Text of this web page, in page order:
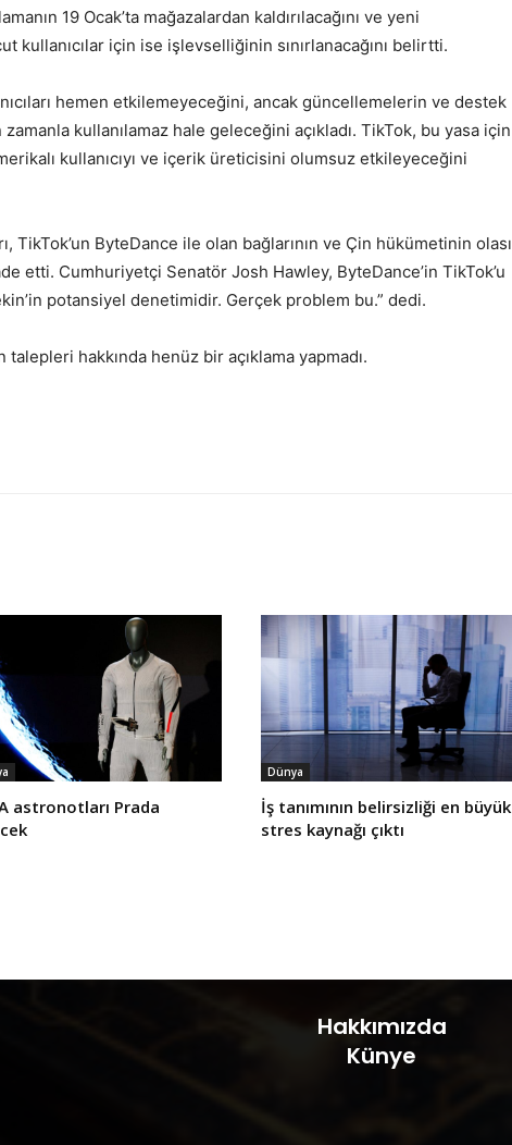
19 Ocak’ta mağazalardan kaldırılacağını ve yeni
kullanıcılar için ise işlevselliğinin sınırlanacağını belirtti.
hemen etkilemeyeceğini, ancak güncellemelerin ve destek
kullanılamaz hale geleceğini açıkladı. TikTok, bu yasa için
kullanıcıyı ve içerik üreticisini olumsuz etkileyeceğini
TikTok’un ByteDance ile olan bağlarının ve Çin hükümetinin olası
etti. Cumhuriyetçi Senatör Josh Hawley, ByteDance’in TikTok’u
potansiyel denetimidir. Gerçek problem bu.” dedi.
hakkında henüz bir açıklama yapmadı.
astronotları Prada
Dünya
İş tanımının belirsizliği en büyük
stres kaynağı çıktı
Hakkımızda
Künye